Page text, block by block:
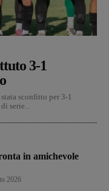
3-1
sconfitto per 3-1
serie...
in amichevole
2026